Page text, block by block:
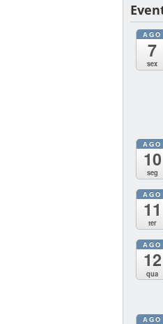
AGO
7
sex
AGO
10
seg
AGO
11
ter
AGO
12
qua
AGO